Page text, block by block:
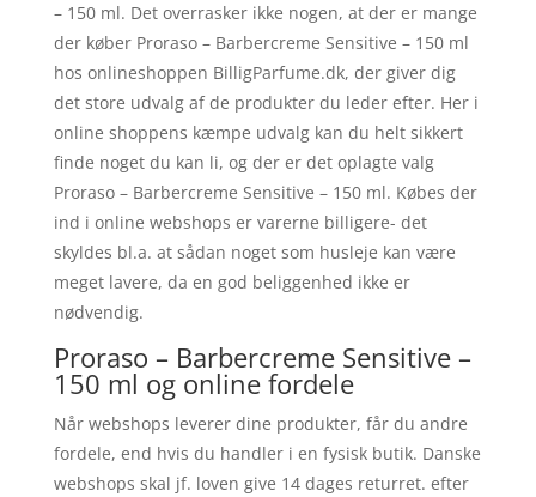
– 150 ml. Det overrasker ikke nogen, at der er mange
der køber Proraso – Barbercreme Sensitive – 150 ml
hos onlineshoppen BilligParfume.dk, der giver dig
det store udvalg af de produkter du leder efter. Her i
online shoppens kæmpe udvalg kan du helt sikkert
finde noget du kan li, og der er det oplagte valg
Proraso – Barbercreme Sensitive – 150 ml. Købes der
ind i online webshops er varerne billigere- det
skyldes bl.a. at sådan noget som husleje kan være
meget lavere, da en god beliggenhed ikke er
nødvendig.
Proraso – Barbercreme Sensitive –
150 ml og online fordele
Når webshops leverer dine produkter, får du andre
fordele, end hvis du handler i en fysisk butik. Danske
webshops skal jf. loven give 14 dages returret. efter